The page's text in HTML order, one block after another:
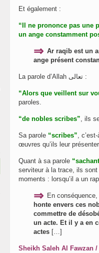
Et également :
“Il ne prononce pas une
un ange constamment
⇒ Ar raqib est un
ange présent
La parole d’Allah تعالى :
“Alors que veillent sur
paroles.
“de nobles scribes”, ils
Sa parole “scribes”,
œuvres qu’ils leur
Quant à sa parole
serviteur à la trace, ils sont
moments : lorsqu’il a un
⇒ En conséquence,
honte envers ces
commettre de
un acte. Et il y a en
actes […]
Sheikh Saleh Al Fawzan